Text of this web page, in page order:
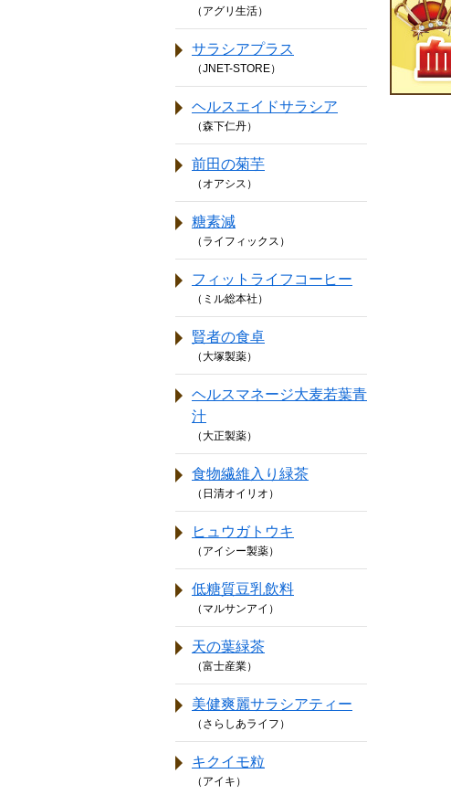
（アグリ生活）
サラシアプラス
（JNET-STORE）
ヘルスエイドサラシア
（森下仁丹）
前田の菊芋
（オアシス）
糖素減
（ライフィックス）
フィットライフコーヒー
（ミル総本社）
賢者の食卓
（大塚製薬）
ヘルスマネージ大麦若葉青
汁
（大正製薬）
食物繊維入り緑茶
（日清オイリオ）
ヒュウガトウキ
（アイシー製薬）
低糖質豆乳飲料
（マルサンアイ）
天の葉緑茶
（富士産業）
美健爽麗サラシアティー
（さらしあライフ）
キクイモ粒
（アイキ）